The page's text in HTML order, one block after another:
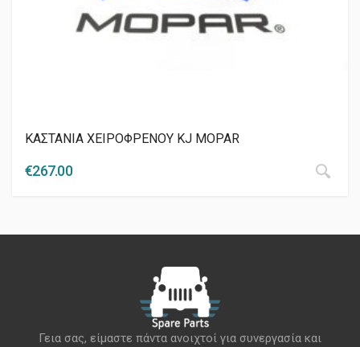
ΚΑΣΤΑΝΙΑ ΧΕΙΡΟΦΡΕΝΟΥ KJ MOPAR
€267.00
Γεια σας, είμαστε πάντα ανοιχτοί για συνεργασία και